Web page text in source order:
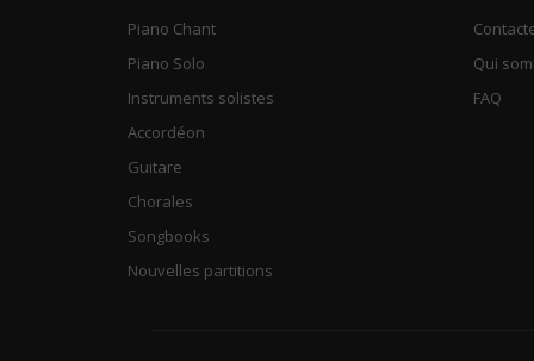
Piano Chant
Piano Solo
Instruments solistes
Accordéon
Guitare
Chorales
Songbooks
Nouvelles partitions
Qui
FAQ